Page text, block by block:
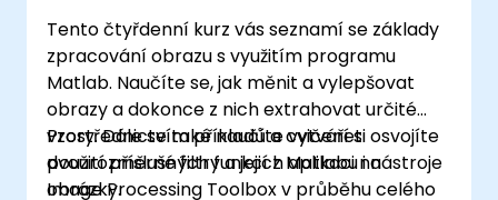
Tento čtyřdenní kurz vás seznamí se základy
zpracování obrazu s využitím programu
Matlab. Naučíte se, jak měnit a vylepšovat
obrazy a dokonce z nich extrahovat určité
vzory. Dále se také naučíte vytvářet
dvourozměrné filtry a jejich aplikaci na
obrázky.
Prostřednictvím příkladů a cvičení si osvojíte
použití příslušných funkcí z Matlabu i nástroje
Image Processing Toolbox v průběhu celého